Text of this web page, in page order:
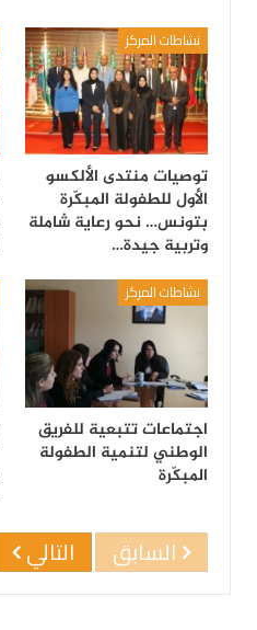
نشاطات المركز
توصيات منتدى الألكسو
الأول للطفولة المبكّرة
بتونس… نحو رعاية شاملة
وتربية جيدة…
نشاطات المركز
اجتماعات تتبعية للفريق
الوطني لتنمية الطفولة
المبكّرة
السابق التالي